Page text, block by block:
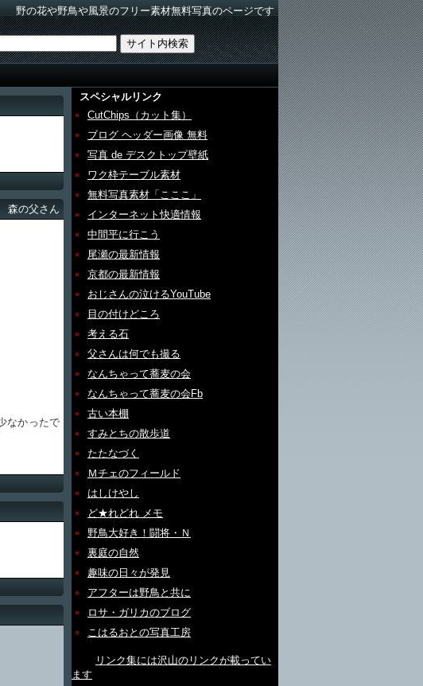
野の花や野鳥や風景のフリー素材無料写真のページです
の父さん
なかったで
スペシャルリンク
CutChips（カット集）
ブログ ヘッダー画像 無料
写真 de デスクトップ壁紙
ワク枠テーブル素材
無料写真素材「こここ」
インターネット快適情報
中間平に行こう
尾瀬の最新情報
京都の最新情報
おじさんの泣けるYouTube
目の付けどころ
考える石
父さんは何でも撮る
なんちゃって蕎麦の会
なんちゃって蕎麦の会Fb
古い本棚
すみとちの散歩道
たたなづく
Ｍチェのフィールド
はしけやし
ど★れどれ メモ
野鳥大好き！闘将・Ｎ
裏庭の自然
趣味の日々が発見
アフターは野鳥と共に
ロサ・ガリカのブログ
こはるおとの写真工房
リンク集には沢山のリンクが載ってい
ます